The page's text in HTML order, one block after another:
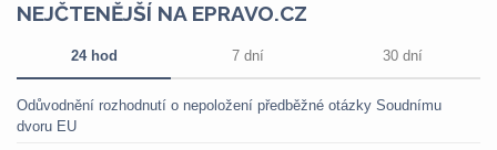
NEJČTENĚJŠÍ NA EPRAVO.CZ
24 hod 7 dní 30 dní
Odůvodnění rozhodnutí o nepoložení předběžné otázky Soudnímu
dvoru EU